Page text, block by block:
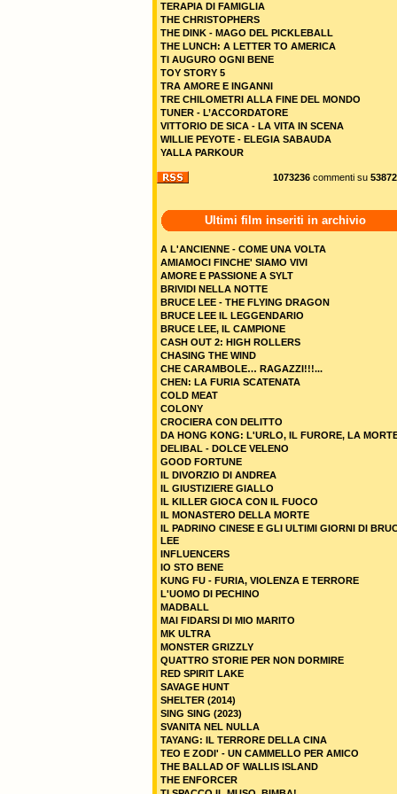
TERAPIA DI FAMIGLIA
THE CHRISTOPHERS
THE DINK - MAGO DEL PICKLEBALL
THE LUNCH: A LETTER TO AMERICA
TI AUGURO OGNI BENE
TOY STORY 5
TRA AMORE E INGANNI
TRE CHILOMETRI ALLA FINE DEL MONDO
TUNER - L’ACCORDATORE
VITTORIO DE SICA - LA VITA IN SCENA
WILLIE PEYOTE - ELEGIA SABAUDA
YALLA PARKOUR
1073236 commenti su 53872
Ultimi film inseriti in archivio
A L'ANCIENNE - COME UNA VOLTA
AMIAMOCI FINCHE' SIAMO VIVI
AMORE E PASSIONE A SYLT
BRIVIDI NELLA NOTTE
BRUCE LEE - THE FLYING DRAGON
BRUCE LEE IL LEGGENDARIO
BRUCE LEE, IL CAMPIONE
CASH OUT 2: HIGH ROLLERS
CHASING THE WIND
CHE CARAMBOLE… RAGAZZI!!!...
CHEN: LA FURIA SCATENATA
COLD MEAT
COLONY
CROCIERA CON DELITTO
DA HONG KONG: L'URLO, IL FURORE, LA
DELIBAL - DOLCE VELENO
GOOD FORTUNE
IL DIVORZIO DI ANDREA
IL GIUSTIZIERE GIALLO
IL KILLER GIOCA CON IL FUOCO
IL MONASTERO DELLA MORTE
IL PADRINO CINESE E GLI ULTIMI GIORNI DI
LEE
INFLUENCERS
IO STO BENE
KUNG FU - FURIA, VIOLENZA E TERRORE
L'UOMO DI PECHINO
MADBALL
MAI FIDARSI DI MIO MARITO
MK ULTRA
MONSTER GRIZZLY
QUATTRO STORIE PER NON DORMIRE
RED SPIRIT LAKE
SAVAGE HUNT
SHELTER (2014)
SING SING (2023)
SVANITA NEL NULLA
TAYANG: IL TERRORE DELLA CINA
TEO E ZODI' - UN CAMMELLO PER AMICO
THE BALLAD OF WALLIS ISLAND
THE ENFORCER